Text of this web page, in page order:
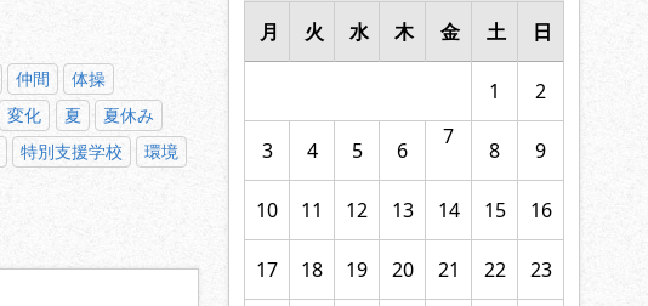
仲間
体操
変化 夏
夏休み
特別支援学校
環境
月 火 水 木 金 土 日
1 2
3 4 5 6
7
8 9
10 11 12 13 14 15 16
17 18 19 20 21 22 23